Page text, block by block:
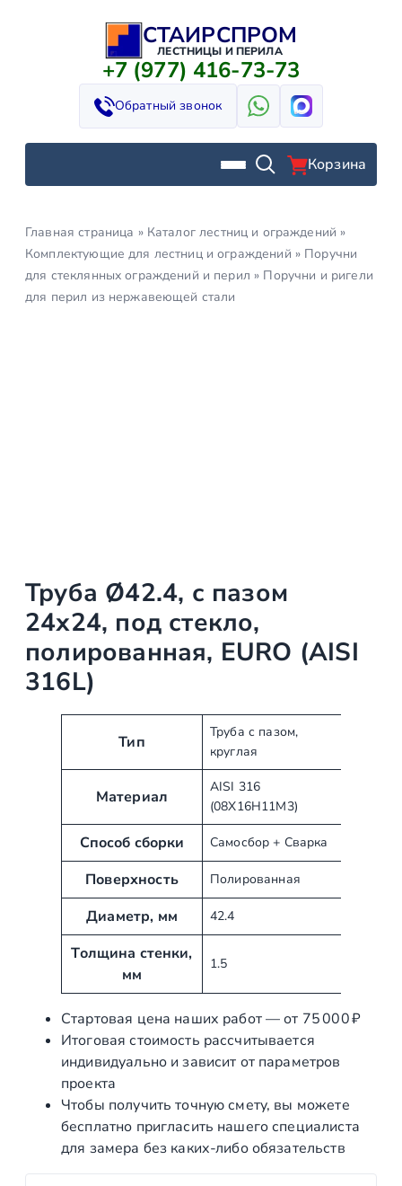
СТАИРСПРОМ
ЛЕСТНИЦЫ И ПЕРИЛА
+7 (977) 416-73-73
Обратный звонок
Корзина
Главная страница » Каталог лестниц и ограждений »
Комплектующие для лестниц и ограждений » Поручни
для стеклянных ограждений и перил » Поручни и ригели
для перил из нержавеющей стали
Труба Ø42.4, с пазом
24х24, под стекло,
полированная, EURO (AISI
316L)
р
т
а
ч
н
и
е
Тип
Труба с пазом,
круглая
Материал
AISI 316
(08Х16Н11М3)
Способ сборки Самосбор + Сварка
Поверхность Полированная
Диаметр, мм 42.4
Толщина стенки,
мм
1.5
Стартовая цена наших работ — от 75 000 ₽
Итоговая стоимость рассчитывается
индивидуально и зависит от параметров
проекта
Чтобы получить точную смету, вы можете
бесплатно пригласить нашего специалиста
для замера без каких‑либо обязательств